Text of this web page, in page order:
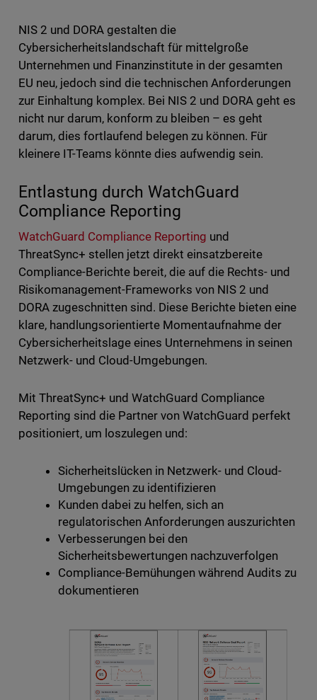
NIS 2 und DORA gestalten die
Cybersicherheitslandschaft für mittelgroße
Unternehmen und Finanzinstitute in der gesamten
EU neu, jedoch sind die technischen Anforderungen
zur Einhaltung komplex. Bei NIS 2 und DORA geht es
nicht nur darum, konform zu bleiben – es geht
darum, dies fortlaufend belegen zu können. Für
kleinere IT-Teams könnte dies aufwendig sein.
Entlastung durch WatchGuard
Compliance Reporting
WatchGuard Compliance Reporting und
ThreatSync+ stellen jetzt direkt einsatzbereite
Compliance-Berichte bereit, die auf die Rechts- und
Risikomanagement-Frameworks von NIS 2 und
DORA zugeschnitten sind. Diese Berichte bieten eine
klare, handlungsorientierte Momentaufnahme der
Cybersicherheitslage eines Unternehmens in seinen
Netzwerk- und Cloud-Umgebungen.
Mit ThreatSync+ und WatchGuard Compliance
Reporting sind die Partner von WatchGuard perfekt
positioniert, um loszulegen und:
Sicherheitslücken in Netzwerk- und Cloud-
Umgebungen zu identifizieren
Kunden dabei zu helfen, sich an
regulatorischen Anforderungen auszurichten
Verbesserungen bei den
Sicherheitsbewertungen nachzuverfolgen
Compliance-Bemühungen während Audits zu
dokumentieren